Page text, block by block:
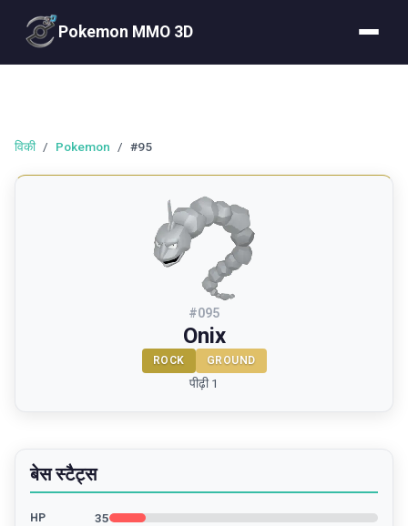
Pokemon MMO 3D
विकी / Pokemon / #95
#095
Onix
ROCK GROUND
पीढ़ी 1
बेस स्टैट्स
HP 35